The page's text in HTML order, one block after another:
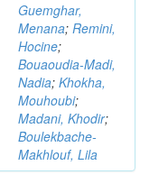
Guemghar,
Menana; Remini,
Hocine;
Bouaoudia-Madi,
Nadia; Khokha,
Mouhoubi;
Madani, Khodir;
Boulekbache-
Makhlouf, Lila